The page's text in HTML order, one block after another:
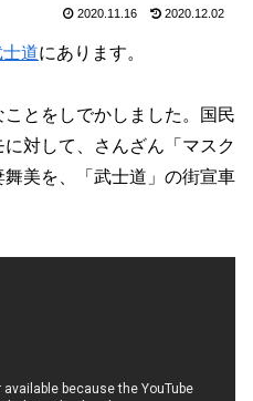
2020.11.16 2020.12.02
道にあります。
とをしでかしました。国民
対して、さんざん「マスク
美を、「武士道」の街宣車